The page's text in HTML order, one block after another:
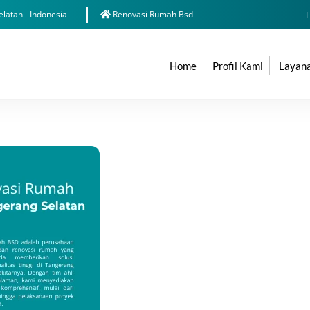
- Indonesia Renovasi Rumah Bsd
Home Profil Kami